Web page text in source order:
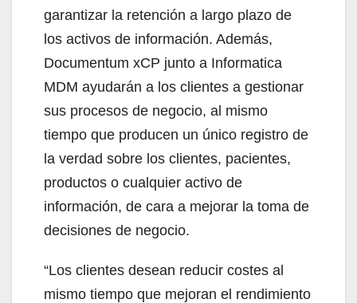
garantizar la retención a largo plazo de
los activos de información. Además,
Documentum xCP junto a Informatica
MDM ayudarán a los clientes a gestionar
sus procesos de negocio, al mismo
tiempo que producen un único registro de
la verdad sobre los clientes, pacientes,
productos o cualquier activo de
información, de cara a mejorar la toma de
decisiones de negocio.
“Los clientes desean reducir costes al
mismo tiempo que mejoran el rendimiento